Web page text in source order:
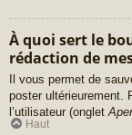
À quoi sert le
rédaction de
Il vous permet de
poster ultérieurement.
l’utilisateur (onglet
Haut